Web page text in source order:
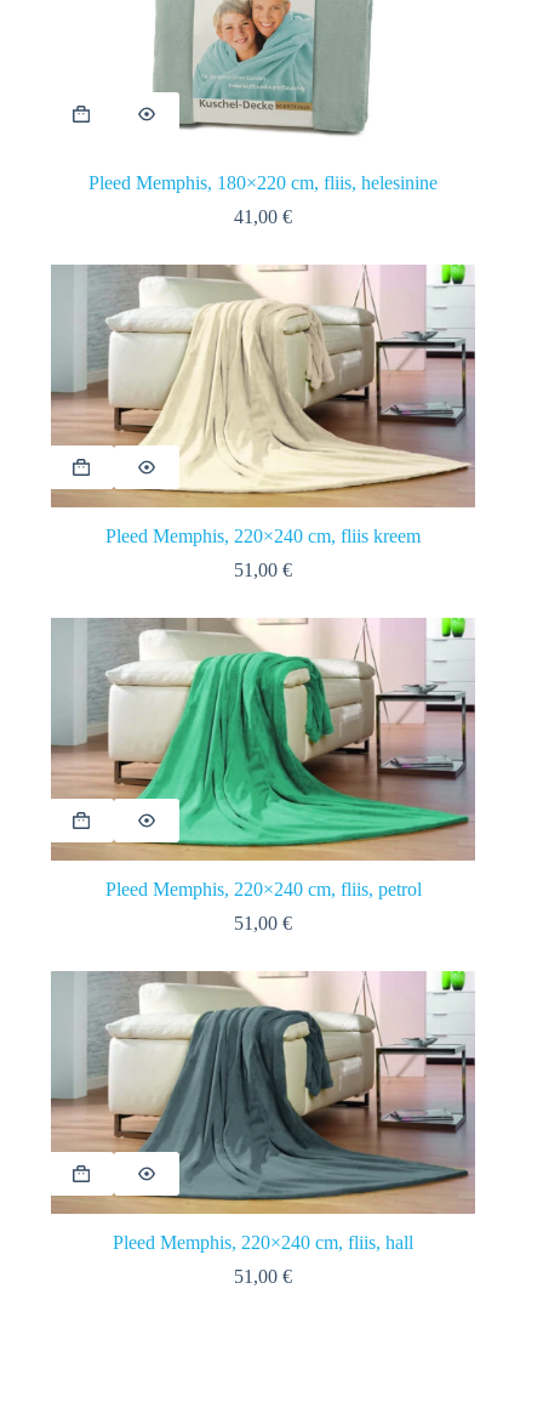
Pleed Memphis, 180×220 cm, fliis, helesinine
41,00€
Pleed Memphis, 220×240 cm, fliis kreem
51,00€
Pleed Memphis, 220×240 cm, fliis, petrol
51,00€
Pleed Memphis, 220×240 cm, fliis, hall
51,00€